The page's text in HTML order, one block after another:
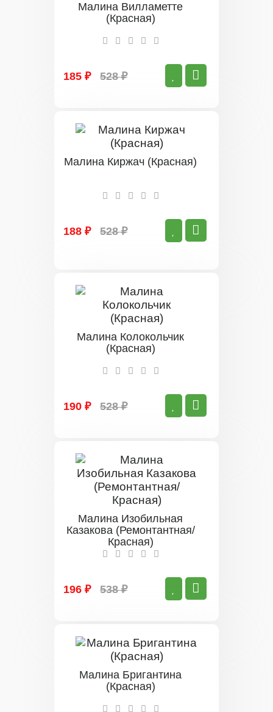
Малина Вилламетте
(Красная)
185 ₽ 528 ₽
Малина Киржач (Красная)
188 ₽ 528 ₽
Малина Колокольчик
(Красная)
190 ₽ 528 ₽
Малина Изобильная
Казакова (Ремонтантная/
Красная)
196 ₽ 538 ₽
Малина Бригантина
(Красная)